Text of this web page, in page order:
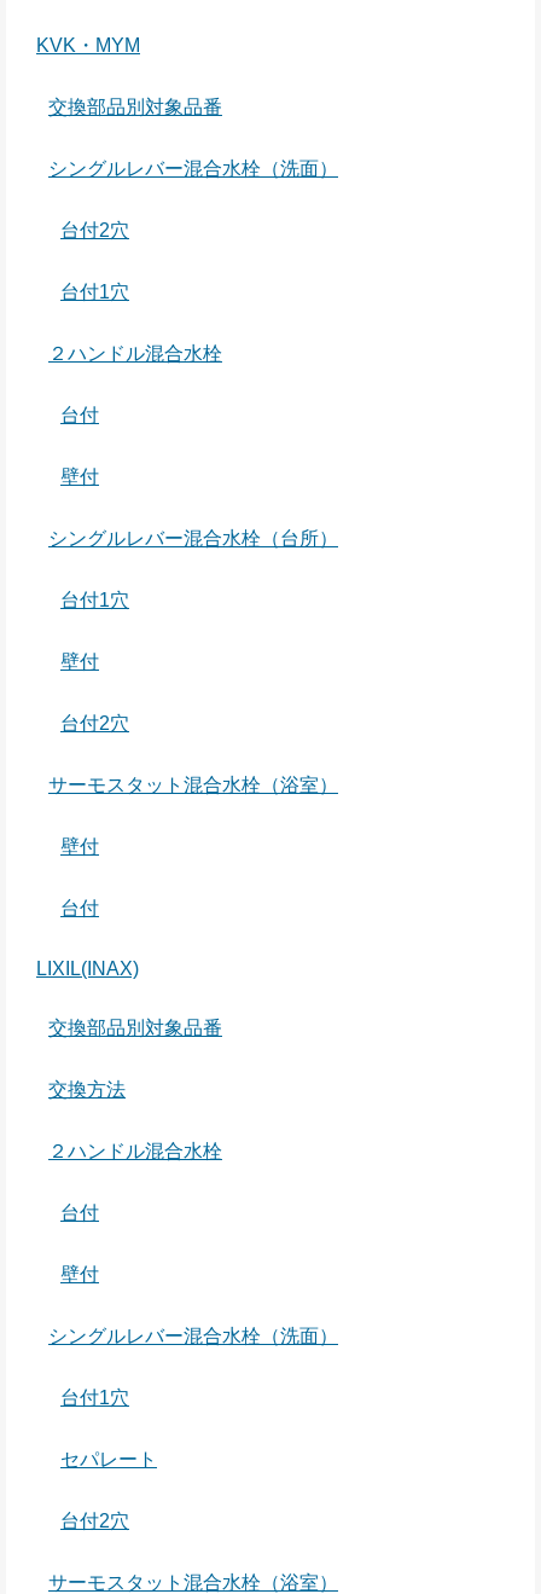
KVK・MYM
交換部品別対象品番
シングルレバー混合水栓（洗面）
台付2穴
台付1穴
２ハンドル混合水栓
台付
壁付
シングルレバー混合水栓（台所）
台付1穴
壁付
台付2穴
サーモスタット混合水栓（浴室）
壁付
台付
LIXIL(INAX)
交換部品別対象品番
交換方法
２ハンドル混合水栓
台付
壁付
シングルレバー混合水栓（洗面）
台付1穴
セパレート
台付2穴
サーモスタット混合水栓（浴室）